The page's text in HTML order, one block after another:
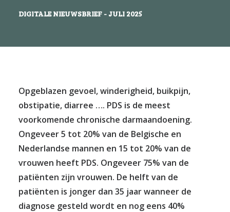
DIGITALE NIEUWSBRIEF - JULI 2025
Opgeblazen gevoel, winderigheid, buikpijn,
obstipatie, diarree …. PDS is de meest
voorkomende chronische darmaandoening.
Ongeveer 5 tot 20% van de Belgische en
Nederlandse mannen en 15 tot 20% van de
vrouwen heeft PDS. Ongeveer 75% van de
patiënten zijn vrouwen. De helft van de
patiënten is jonger dan 35 jaar wanneer de
diagnose gesteld wordt en nog eens 40%